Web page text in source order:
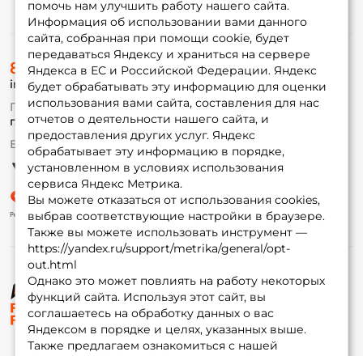
помочь нам улучшить работу нашего сайта.
Информация об использовании вами данного
сайта, собранная при помощи cookie, будет
передаваться Яндексу и храниться на сервере
Яндекса в ЕС и Российской Федерации. Яндекс
будет обрабатывать эту информацию для оценки
использования вами сайта, составления для нас
отчетов о деятельности нашего сайта, и
предоставления других услуг. Яндекс
обрабатывает эту информацию в порядке,
установленном в условиях использования
сервиса Яндекс Метрика.
Вы можете отказаться от использования cookies,
выбрав соответствующие настройки в браузере.
Также вы можете использовать инструмент —
https://yandex.ru/support/metrika/general/opt-
out.html
Однако это может повлиять на работу некоторых
функций сайта. Используя этот сайт, вы
соглашаетесь на обработку данных о вас
Яндексом в порядке и целях, указанных выше.
Также предлагаем ознакомиться с нашей
Номер телефона: *
Придумайте пароль: *
Повторите пароль: *
Заполняя данную форму вы соглашаетесь на обработку
персональных данных
Создать аккаунт
У меня уже есть аккаунт
© ФоксФишинг, 2009-2026
Информация
О магазине
Доставка
Оплата
Fox-bonus
Гуру
Партнерская программа
8 (495) 532-77-88
info@foxfishing.ru
По вопросам с заказом
г. Москва, ул. Плеханова д.7
Ежедневно 10:00 до 20:00